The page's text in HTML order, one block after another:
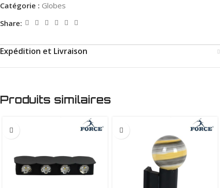
Catégorie : Globes
Share:
Expédition et Livraison
Produits similaires